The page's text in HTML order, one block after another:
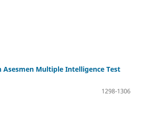
Asesmen Multiple Intelligence Test
1298-1306